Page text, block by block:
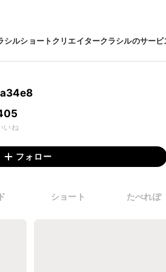
シルショートクリエイタークラシルのサービ
いね
フォロー
ショート たべれぽ